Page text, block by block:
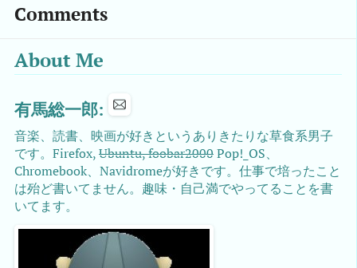
Comments
About Me
有馬総一郎:
音楽、読書、映画が好きというありきたりな草食系男子
です。Firefox,Ubuntu, foobar2000Pop!_OS、
Chromebook、Navidromeが好きです。仕事で培ったこと
は殆ど書いてません。趣味・自己満でやってることを書
いてます。